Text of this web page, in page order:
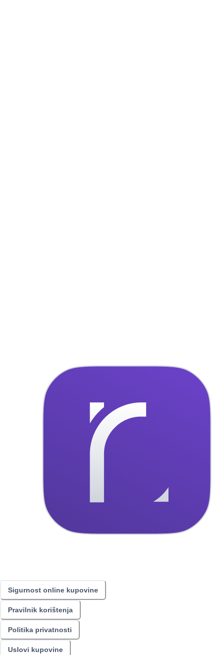
Sigurnost online kupovine
Pravilnik korištenja
Politika privatnosti
Uslovi kupovine